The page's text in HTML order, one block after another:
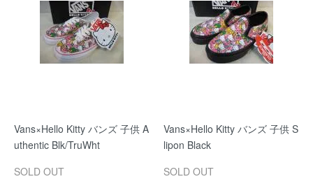
Vans×Hello Kitty バンズ 子供 A
uthentic Blk/TruWht
SOLD OUT
Vans×Hello Kitty バンズ 子供 S
lipon Black
SOLD OUT